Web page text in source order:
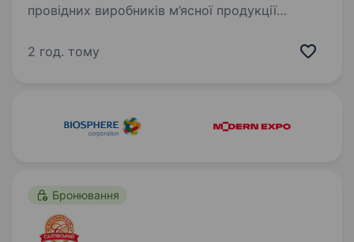
провідних виробників м’ясної продукції
на ринку. Ми постійно розвиваємося,
2 год. тому
Бронювання